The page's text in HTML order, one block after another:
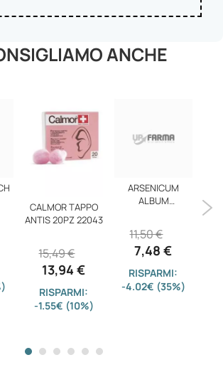
ANCHE
CALMOR TAPPO
ANTIS 20PZ 22043
13,94 €
15,49 €
RISPARMI:
-1.55€ (10%)
ARSENICUM
ALBUM
7,48 €
11,50 €
RISPARMI:
-4.02€ (35%)